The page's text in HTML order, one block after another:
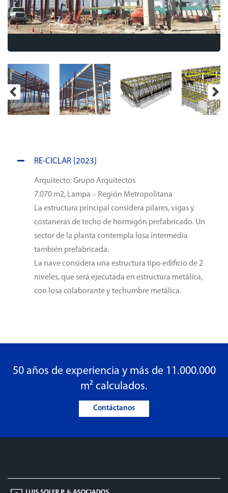
RE-CICLAR [2023]
Arquitecto: Grupo Arquitectos
7.070 m2, Lampa – Región Metropolitana
La estructura principal considera pilares, vigas y
costaneras de techo de hormigón prefabricado. Un
sector de la planta contempla losa intermedia
también prefabricada.
La nave considera una estructura tipo edificio de 2
niveles, que será ejecutada en estructura metálica,
con losa colaborante y techumbre metálica.
50 años de experiencia y más de 11.000.000
m² calculados.
Contáctanos